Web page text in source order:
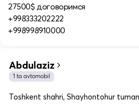
27500$ договоримся
+998333202222
+998998910000
Abdulaziz
1 ta avtomobil
Toshkent shahri, Shayhontohur